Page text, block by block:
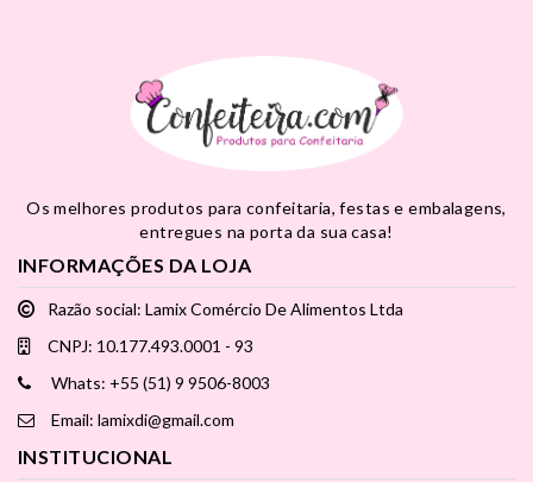
Os melhores produtos para confeitaria, festas e embalagens,
entregues na porta da sua casa!
INFORMAÇÕES DA LOJA
Razão social: Lamix Comércio De Alimentos Ltda
CNPJ: 10.177.493.0001 - 93
Whats: +55 (51) 9 9506-8003
Email: lamixdi@gmail.com
INSTITUCIONAL